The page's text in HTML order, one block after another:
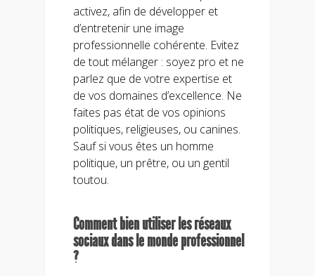
activez, afin de développer et
d’entretenir une image
professionnelle cohérente. Evitez
de tout mélanger : soyez pro et ne
parlez que de votre expertise et
de vos domaines d’excellence. Ne
faites pas état de vos opinions
politiques, religieuses, ou canines.
Sauf si vous êtes un homme
politique, un prêtre, ou un gentil
toutou.
Comment bien utiliser les réseaux
sociaux dans le monde professionnel
?